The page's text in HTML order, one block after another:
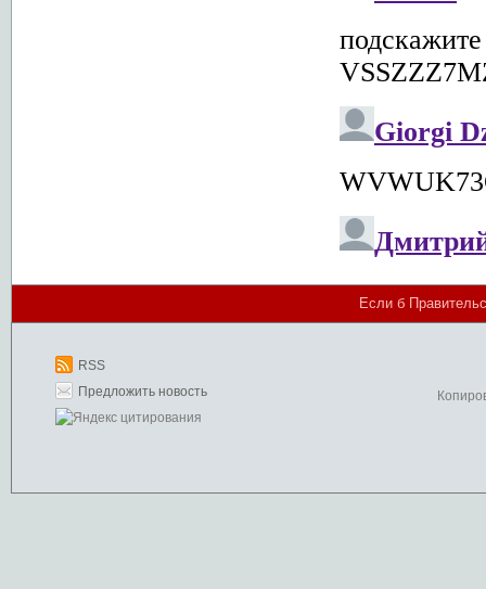
Если б
RSS
Предложить новость